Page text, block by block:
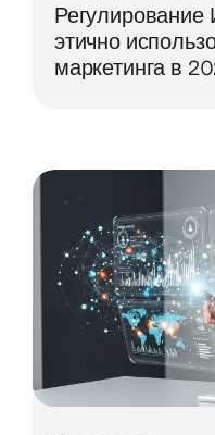
Регулирование
этично
маркетинга в